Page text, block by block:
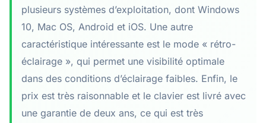
plusieurs systèmes d’exploitation, dont Windows
10, Mac OS, Android et iOS. Une autre
caractéristique intéressante est le mode « rétro-
éclairage », qui permet une visibilité optimale
dans des conditions d’éclairage faibles. Enfin, le
prix est très raisonnable et le clavier est livré avec
une garantie de deux ans, ce qui est très